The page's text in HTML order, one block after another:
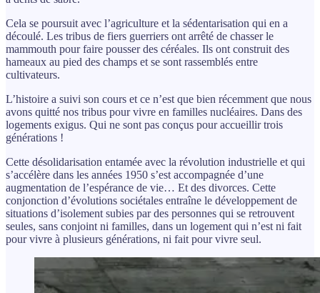
Cela se poursuit avec l’agriculture et la sédentarisation qui en a
découlé. Les tribus de fiers guerriers ont arrêté de chasser le
mammouth pour faire pousser des céréales. Ils ont construit des
hameaux au pied des champs et se sont rassemblés entre
cultivateurs.
L’histoire a suivi son cours et ce n’est que bien récemment que nous
avons quitté nos tribus pour vivre en familles nucléaires. Dans des
logements exigus. Qui ne sont pas conçus pour accueillir trois
générations !
Cette désolidarisation entamée avec la révolution industrielle et qui
s’accélère dans les années 1950 s’est accompagnée d’une
augmentation de l’espérance de vie… Et des divorces. Cette
conjonction d’évolutions sociétales entraîne le développement de
situations d’isolement subies par des personnes qui se retrouvent
seules, sans conjoint ni familles, dans un logement qui n’est ni fait
pour vivre à plusieurs générations, ni fait pour vivre seul.